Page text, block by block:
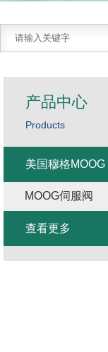
产品中心
Products
美国穆格MOOG
MOOG伺服阀
查看更多